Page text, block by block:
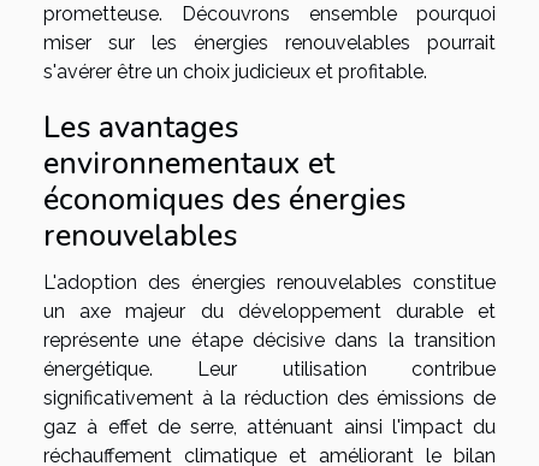
prometteuse. Découvrons ensemble pourquoi
miser sur les énergies renouvelables pourrait
s'avérer être un choix judicieux et profitable.
Les avantages
environnementaux et
économiques des énergies
renouvelables
L'adoption des énergies renouvelables constitue
un axe majeur du développement durable et
représente une étape décisive dans la transition
énergétique. Leur utilisation contribue
significativement à la réduction des émissions de
gaz à effet de serre, atténuant ainsi l'impact du
réchauffement climatique et améliorant le bilan